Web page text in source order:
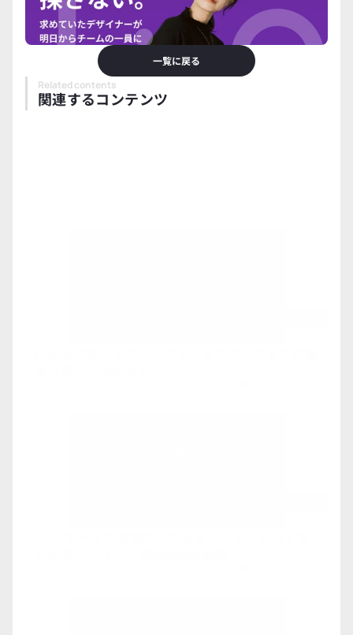
一覧に戻る
Related contents
関連するコンテンツ